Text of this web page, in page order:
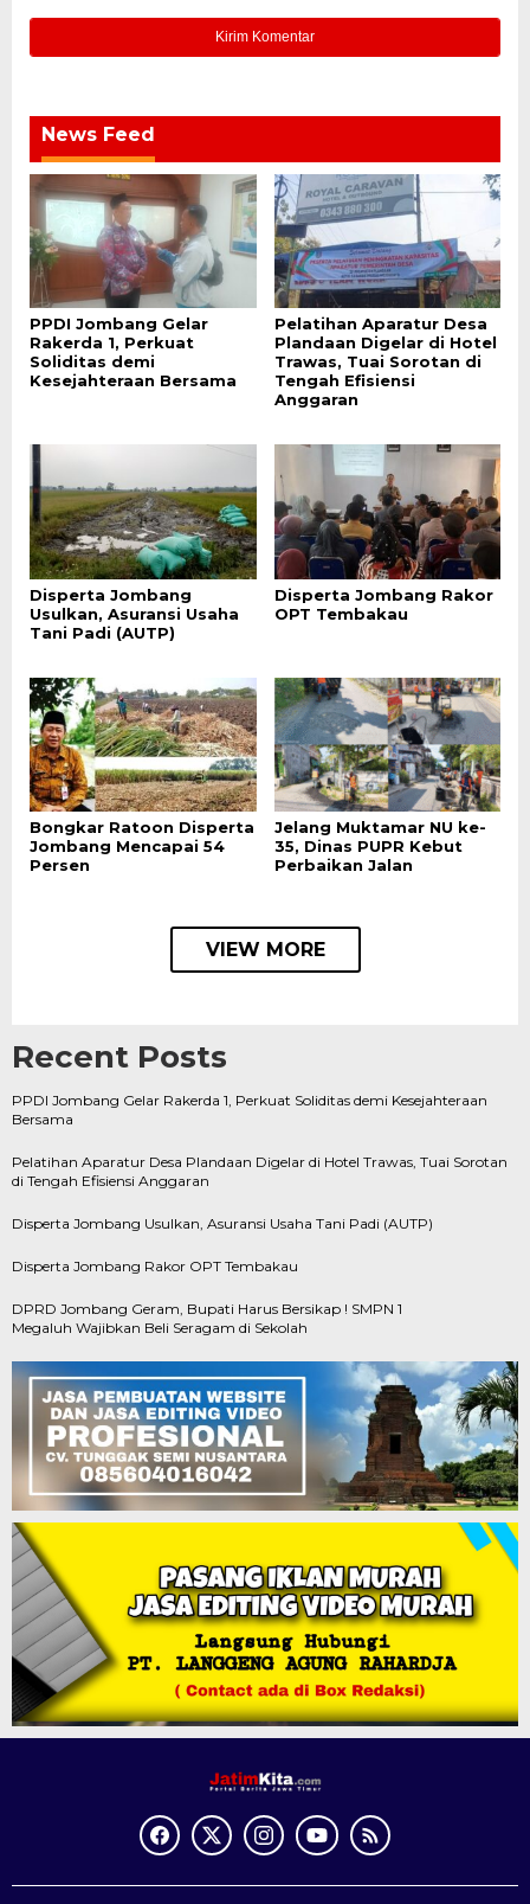
News Feed
PPDI Jombang Gelar
Rakerda 1, Perkuat
Soliditas demi
Kesejahteraan Bersama
Pelatihan Aparatur Desa
Plandaan Digelar di Hotel
Trawas, Tuai Sorotan di
Tengah Efisiensi
Anggaran
Disperta Jombang
Usulkan, Asuransi Usaha
Tani Padi (AUTP)
Disperta Jombang Rakor
OPT Tembakau
Bongkar Ratoon Disperta
Jombang Mencapai 54
Persen
Jelang Muktamar NU ke-
35, Dinas PUPR Kebut
Perbaikan Jalan
VIEW MORE
Recent Posts
PPDI Jombang Gelar Rakerda 1, Perkuat Soliditas demi Kesejahteraan
Bersama
Pelatihan Aparatur Desa Plandaan Digelar di Hotel Trawas, Tuai Sorotan
di Tengah Efisiensi Anggaran
Disperta Jombang Usulkan, Asuransi Usaha Tani Padi (AUTP)
Disperta Jombang Rakor OPT Tembakau
DPRD Jombang Geram, Bupati Harus Bersikap ! SMPN 1
Megaluh Wajibkan Beli Seragam di Sekolah